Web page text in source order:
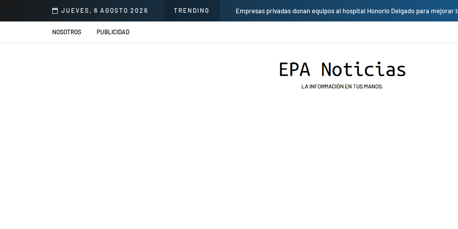
JUEVES, 6 AGOSTO 2026 TRENDING
se presentarán en el Jardín de la Cerveza Arequipeña Empresas privadas donan equipos al hospital Honorio Delgado para mejorar
NOSOTROS PUBLICIDAD